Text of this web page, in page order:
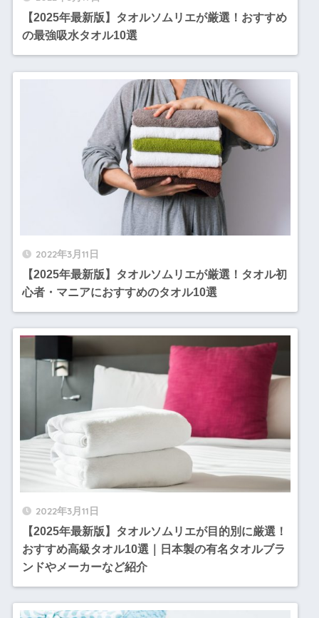
【2025年最新版】タオルソムリエが厳選！おすすめ
の最強吸水タオル10選
2022年3月11日
【2025年最新版】タオルソムリエが厳選！タオル初
心者・マニアにおすすめのタオル10選
2022年3月11日
【2025年最新版】タオルソムリエが目的別に厳選！
おすすめ高級タオル10選｜日本製の有名タオルブラ
ンドやメーカーなど紹介